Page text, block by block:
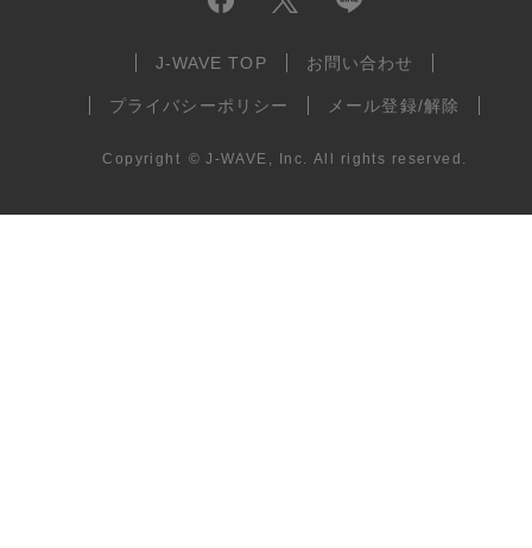
J-WAVE TOP お問い合わせ
プライバシーポリシー メール登録/解除
Copyright © J-WAVE, Inc. All rights reserved.